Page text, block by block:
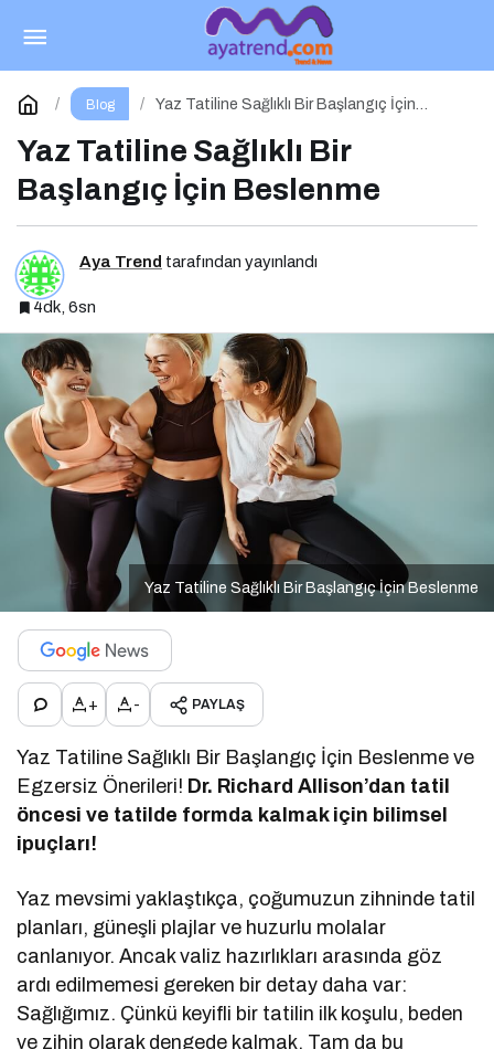
Blog
Yaz Tatiline Sağlıklı Bir Başlangıç İçin
Yaz Tatiline Sağlıklı Bir
Başlangıç İçin Beslenme
Aya Trend tarafından yayınlandı
4dk, 6sn
Yaz Tatiline Sağlıklı Bir Başlangıç İçin Beslenme
+ - PAYLAŞ
Yaz Tatiline Sağlıklı Bir Başlangıç İçin Beslenme ve
Egzersiz Önerileri! Dr. Richard Allison’dan tatil
öncesi ve tatilde formda kalmak için bilimsel
ipuçları!
Yaz mevsimi yaklaştıkça, çoğumuzun zihninde tatil
planları, güneşli plajlar ve huzurlu molalar
canlanıyor. Ancak valiz hazırlıkları arasında göz
ardı edilmemesi gereken bir detay daha var:
Sağlığımız. Çünkü keyifli bir tatilin ilk koşulu, beden
ve zihin olarak dengede kalmak. Tam da bu
Polikistik Over Sendromu: Birçok Kadının
Sessiz Yoldaşı
Yorum Yap